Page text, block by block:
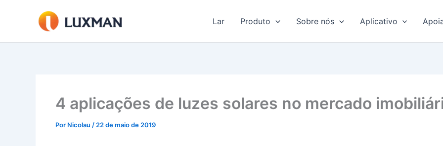
conteúdo
Lar Produto Sobre nós Aplicativo
4 aplicações de luzes solares no mercado
Por Nicolau / 22 de maio de 2019